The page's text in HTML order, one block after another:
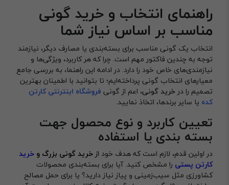
راهنمای انتخاب و خرید گونی
مناسب بر اساس نیاز شما
انتخاب یک گونی مناسب برای بسته‌بندی یا مصارف دیگر، نیازمند
توجه به چندین فاکتور مهم است. چرا که هر کاربرد، ویژگی‌ها و
نیازمندی‌های خاص خود را دارد. در ادامه این راهنما، به بررسی جامع
معیارهای انتخاب گونی پرداخته‌ایم؛ تا بتوانید با اطمینان بهترین
تصمیم را در خرید گونی، اعم از گونی فروشگاه اینترنتی کارتن
کده یا سایر برندها، اتخاذ نمایید.
تعیین کاربرد و نوع محصول جهت
بسته بندی یا استفاده
در اولین قدم، لازم است که هدف خود از خرید گونی بزرگ و خرید
کارتن پستی را مشخص کنید. آیا برای بسته‌بندی محصولات
کشاورزی مثل سیب‌زمینی و پیاز نیاز دارید؟ یا برای حمل مصالح